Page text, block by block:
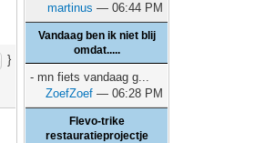
}
martinus — 06:44 PM
Vandaag ben ik niet blij
omdat.....
- mn fiets vandaag g...
ZoefZoef — 06:28 PM
Flevo-trike
restauratieprojectje